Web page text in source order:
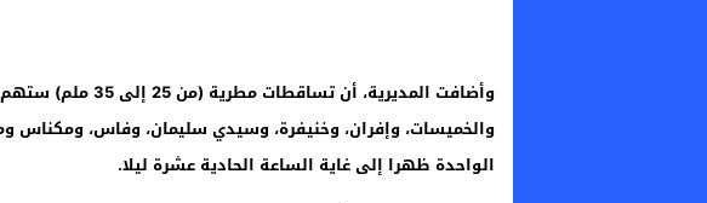
وأضافت المديرية، أن
والخميسات، وإفران، وخنيفرة، وسيدي سليمان، وفاس، ومكناس
الواحدة ظهرا إلى غاية الساعة الحادية عشرة ليلا.